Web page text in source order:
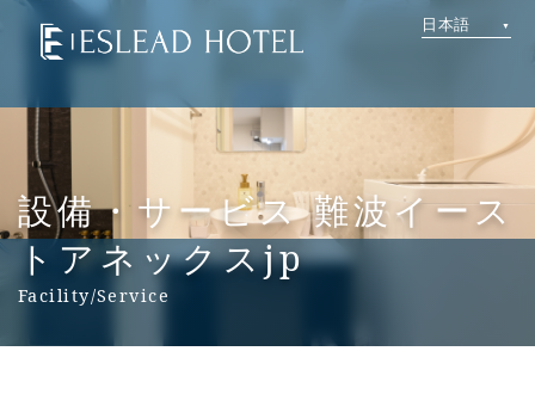
日本語
設備・サービス 難波イース
トアネックスjp
Facility/Service